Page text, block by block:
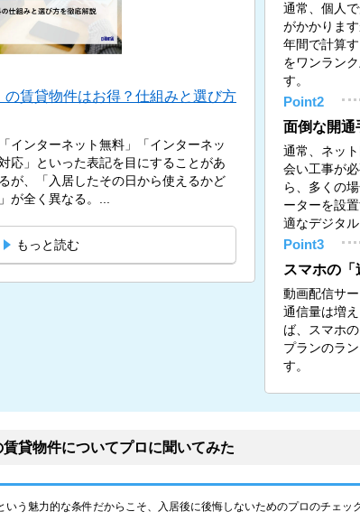
の賃貸物件はお得？仕組みと選び方
インターネット無料」「インターネッ
応」といった表記を目にすることがあ
が、「入居したその日から使えるかど
が全く異なる。...
もっと読む
通常、個人
がかかりま
年間で計算
をワンラン
す。
Point2
面倒な開通
通常、ネッ
会い工事が
ら、多くの
ーターを設
適なデジタ
Point3
スマホの
動画配信サ
通信量は増
ば、スマホ
プランのラ
す。
貸物件についてプロに聞いてみた
いう魅力的な条件だからこそ、入居後に後悔しないためのプロのチェッ